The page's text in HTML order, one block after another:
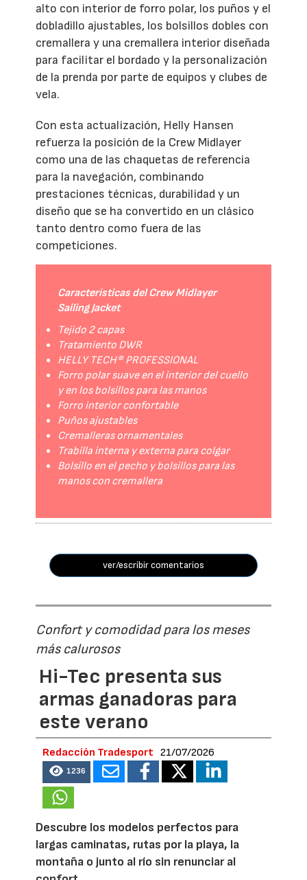
alto con interior de forro polar, los puños y el
dobladillo ajustables, los bolsillos dobles con
cremallera y una cremallera interior diseñada
para facilitar el bordado y la personalización
de la prenda por parte de equipos y clubes de
vela.
Con esta actualización, Helly Hansen
refuerza la posición de la Crew Midlayer
como una de las chaquetas de referencia
para la navegación, combinando
prestaciones técnicas, durabilidad y un
diseño que se ha convertido en un clásico
tanto dentro como fuera de las
competiciones.
Características del Crew Midlayer
Sailing Jacket
Tejido 2 capas
Tratamiento DWR
HELLY TECH® PROFESSIONAL
Forro polar suave en el interior del cuello
y en los bolsillos para las manos
Forro interior confortable
Puños ajustables
Cremalleras ornamentales
Trabilla interna y externa para colgar
Bolsillo en el pecho y bolsillos para las
manos con cremallera
ver/escribir comentarios
Confort y comodidad para los meses
más calurosos
Hi-Tec presenta sus
armas ganadoras para
este verano
Redacción Tradesport 21/07/2026
1236
Descubre los modelos perfectos para
largas caminatas, rutas por la playa, la
montaña o junto al río sin renunciar al